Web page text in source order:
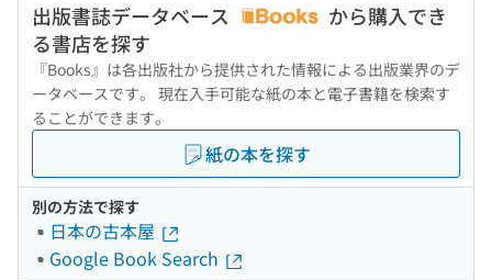
出版書誌データベース
から購入でき
る書店を探す
『Books』は各出版社から提供された情報による出版業界のデ
ータベースです。 現在入手可能な紙の本と電子書籍を検索す
ることができます。
紙の本を探す
別の方法で探す
日本の古本屋
Google Book Search